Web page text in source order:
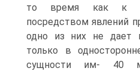
то время как к
посредством явлений
одно из них не дает
только в
сущности им- 40